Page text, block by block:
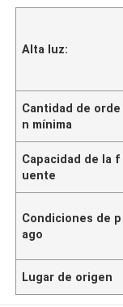
Alta luz:
Cantidad de orde
n mínima
Capacidad de la f
uente
Condiciones de p
ago
Lugar de origen